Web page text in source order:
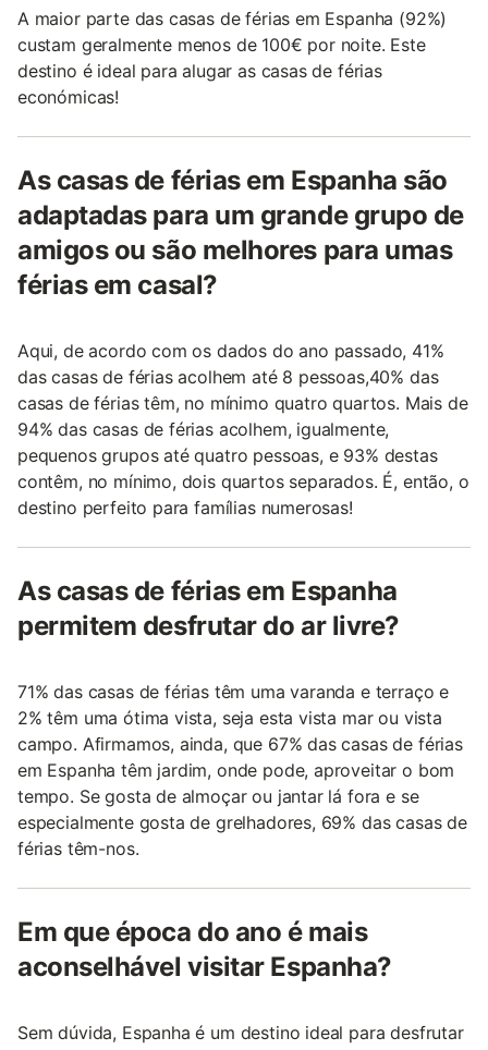
A maior parte das casas de férias em Espanha (92%)
custam geralmente menos de 100€ por noite. Este
destino é ideal para alugar as casas de férias
económicas!
As casas de férias em Espanha são
adaptadas para um grande grupo de
amigos ou são melhores para umas
férias em casal?
Aqui, de acordo com os dados do ano passado, 41%
das casas de férias acolhem até 8 pessoas,40% das
casas de férias têm, no mínimo quatro quartos. Mais de
94% das casas de férias acolhem, igualmente,
pequenos grupos até quatro pessoas, e 93% destas
contêm, no mínimo, dois quartos separados. É, então, o
destino perfeito para famílias numerosas!
As casas de férias em Espanha
permitem desfrutar do ar livre?
71% das casas de férias têm uma varanda e terraço e
2% têm uma ótima vista, seja esta vista mar ou vista
campo. Afirmamos, ainda, que 67% das casas de férias
em Espanha têm jardim, onde pode, aproveitar o bom
tempo. Se gosta de almoçar ou jantar lá fora e se
especialmente gosta de grelhadores, 69% das casas de
férias têm-nos.
Em que época do ano é mais
aconselhável visitar Espanha?
Sem dúvida, Espanha é um destino ideal para desfrutar